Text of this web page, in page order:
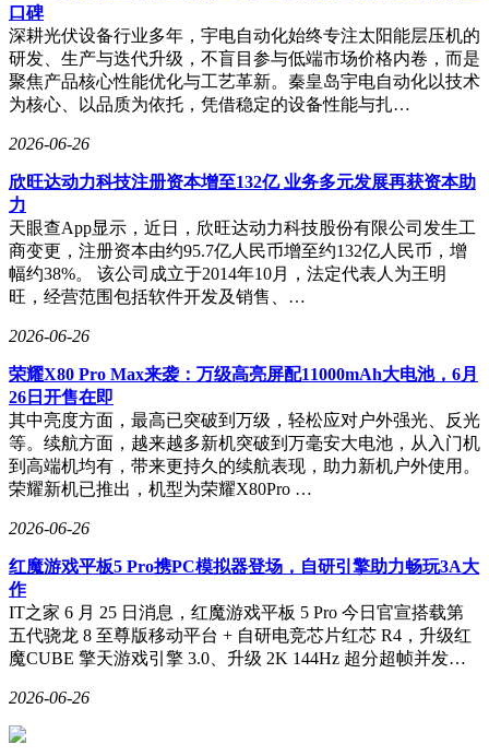
口碑
深耕光伏设备行业多年，宇电自动化始终专注太阳能层压机的
研发、生产与迭代升级，不盲目参与低端市场价格内卷，而是
聚焦产品核心性能优化与工艺革新。秦皇岛宇电自动化以技术
为核心、以品质为依托，凭借稳定的设备性能与扎…
2026-06-26
欣旺达动力科技注册资本增至132亿 业务多元发展再获资本助
力
天眼查App显示，近日，欣旺达动力科技股份有限公司发生工
商变更，注册资本由约95.7亿人民币增至约132亿人民币，增
幅约38%。 该公司成立于2014年10月，法定代表人为王明
旺，经营范围包括软件开发及销售、…
2026-06-26
荣耀X80 Pro Max来袭：万级高亮屏配11000mAh大电池，6月
26日开售在即
其中亮度方面，最高已突破到万级，轻松应对户外强光、反光
等。续航方面，越来越多新机突破到万毫安大电池，从入门机
到高端机均有，带来更持久的续航表现，助力新机户外使用。
荣耀新机已推出，机型为荣耀X80Pro …
2026-06-26
红魔游戏平板5 Pro携PC模拟器登场，自研引擎助力畅玩3A大
作
IT之家 6 月 25 日消息，红魔游戏平板 5 Pro 今日官宣搭载第
五代骁龙 8 至尊版移动平台 + 自研电竞芯片红芯 R4，升级红
魔CUBE 擎天游戏引擎 3.0、升级 2K 144Hz 超分超帧并发…
2026-06-26